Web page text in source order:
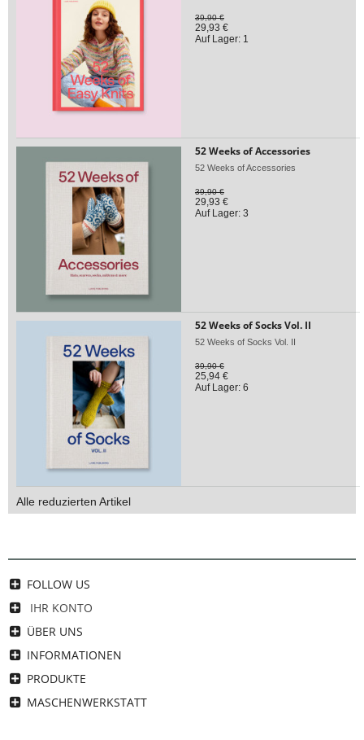
39,90 €
29,93 €
Auf Lager: 1
52 Weeks of Accessories
52 Weeks of Accessories
39,90 €
29,93 €
Auf Lager: 3
52 Weeks of Socks Vol. II
52 Weeks of Socks Vol. II
39,90 €
25,94 €
Auf Lager: 6
Alle reduzierten Artikel
FOLLOW US
IHR KONTO
ÜBER UNS
INFORMATIONEN
PRODUKTE
MASCHENWERKSTATT